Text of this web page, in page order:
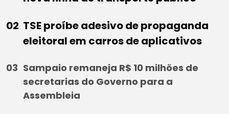
TSE proíbe adesivo de propaganda
eleitoral em carros de aplicativos
Sampaio remaneja R$ 10 milhões de
secretarias do Governo para a
Assembleia